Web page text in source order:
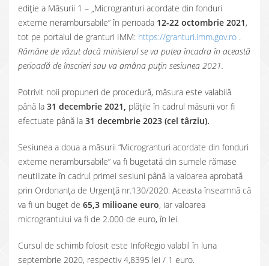
ediție a Măsurii 1 – „Microgranturi acordate din fonduri
externe nerambursabile” în perioada 12-22 octombrie 2021,
tot pe portalul de granturi IMM: https://granturi.imm.gov.ro .
Rămâne de văzut dacă ministerul se va putea încadra în această
perioadă de înscrieri sau va amâna puțin sesiunea 2021.
Potrivit noii propuneri de procedură, măsura este valabilă
până la 31 decembrie 2021, plățile în cadrul măsurii vor fi
efectuate până la 31 decembrie 2023 (cel târziu).
Sesiunea a doua a măsurii “Microgranturi acordate din fonduri
externe nerambursabile” va fi bugetată din sumele rămase
neutilizate în cadrul primei sesiuni până la valoarea aprobată
prin Ordonanța de Urgență nr.130/2020. Aceasta înseamnă că
va fi un buget de 65,3 milioane euro, iar valoarea
micrograntului va fi de 2.000 de euro, în lei.
Cursul de schimb folosit este InfoRegio valabil în luna
septembrie 2020, respectiv 4,8395 lei / 1 euro.